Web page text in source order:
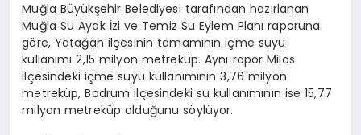
Muğla Büyükşehir Belediyesi tarafından hazırlanan
Muğla Su Ayak İzi ve Temiz Su Eylem Planı raporuna
göre, Yatağan ilçesinin tamamının içme suyu
kullanımı 2,15 milyon metreküp. Aynı rapor Milas
ilçesindeki içme suyu kullanımının 3,76 milyon
metreküp, Bodrum ilçesindeki su kullanımının ise 15,77
milyon metreküp olduğunu söylüyor.